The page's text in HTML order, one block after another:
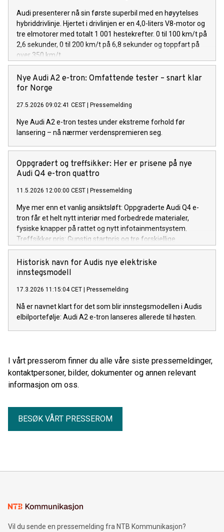
Audi presenterer nå sin første superbil med en høyytelses
hybriddrivlinje. Hjertet i drivlinjen er en 4,0-liters V8-motor og
tre elmotorer med totalt 1 001 hestekrefter. 0 til 100 km/t på
2,6 sekunder, 0 til 200 km/t på 6,8 sekunder og toppfart på
over 350 km/t.
Nye Audi A2 e-tron: Omfattende tester – snart klar
for Norge
27.5.2026 09:02:41 CEST | Pressemelding
Nye Audi A2 e-tron testes under ekstreme forhold før
lansering – nå nærmer verdenspremieren seg.
Oppgradert og treffsikker: Her er prisene på nye
Audi Q4 e-tron quattro
11.5.2026 12:00:00 CEST | Pressemelding
Mye mer enn et vanlig ansiktsløft: Oppgraderte Audi Q4 e-
tron får et helt nytt interiør med forbedrede materialer,
fysiske knapper på rattet og nytt infotainmentsystem.
Treffsikker pris: Gunstig startpris og tre forskjellige
utstyrspakker med attraktive priser treffer godt i Norge fra
start. Mer praktisk enn noen gang: Høyere ladehastighet, økt
rekkevidde og 1.800 kilo tilhengervekt gjør oppgraderte Audi
Norge har quattro som standardutstyr.
Historisk navn for Audis nye elektriske
innstegsmodell
17.3.2026 11:15:04 CET | Pressemelding
Nå er navnet klart for det som blir innstegsmodellen i Audis
elbilportefølje: Audi A2 e-tron lanseres allerede til høsten.
I vårt presserom finner du alle våre siste pressemeldinger,
kontaktpersoner, bilder, dokumenter og annen relevant
informasjon om oss.
BESØK VÅRT PRESSEROM
Vil du sende en pressemelding fra NTB Kommunikasjon?